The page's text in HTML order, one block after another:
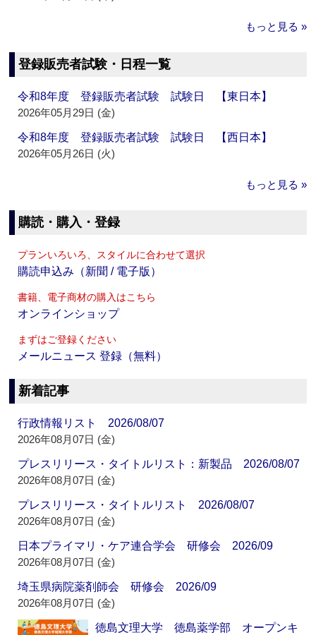
もっと見る »
登録販売者試験・日程一覧
令和8年度 登録販売者試験 試験日 【東日本】
2026年05月29日 (金)
令和8年度 登録販売者試験 試験日 【西日本】
2026年05月26日 (火)
もっと見る »
購読・購入・登録
プランいろいろ、スタイルに合わせて選択
購読申込み（新聞 / 電子版）
書籍、電子商材の購入はこちら
オンラインショップ
まずはご登録ください
メールニュース 登録（無料）
新着記事
行政情報リスト 2026/08/07
2026年08月07日 (金)
プレスリリース・タイトルリスト：新製品 2026/08/07
2026年08月07日 (金)
プレスリリース・タイトルリスト 2026/08/07
2026年08月07日 (金)
日本プライマリ・ケア連合学会 研修会 2026/09
2026年08月07日 (金)
埼玉県病院薬剤師会 研修会 2026/09
2026年08月07日 (金)
徳島文理大学 徳島薬学部 オープンキ